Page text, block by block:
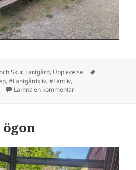
Skur, Lantgård, Upplevelse
,#Lantgårdsliv,#Lantliv,
Lämna en kommentartill Med himlen som